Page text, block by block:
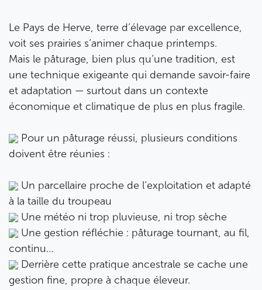
Le Pays de Herve, terre d’élevage par excellence,
voit ses prairies s’animer chaque printemps.
Mais le pâturage, bien plus qu’une tradition, est
une technique exigeante qui demande savoir-faire
et adaptation — surtout dans un contexte
économique et climatique de plus en plus fragile.
Pour un pâturage réussi, plusieurs conditions
doivent être réunies :
Un parcellaire proche de l’exploitation et adapté
à la taille du troupeau
Une météo ni trop pluvieuse, ni trop sèche
Une gestion réfléchie : pâturage tournant, au fil,
continu…
Derrière cette pratique ancestrale se cache une
gestion fine, propre à chaque éleveur.